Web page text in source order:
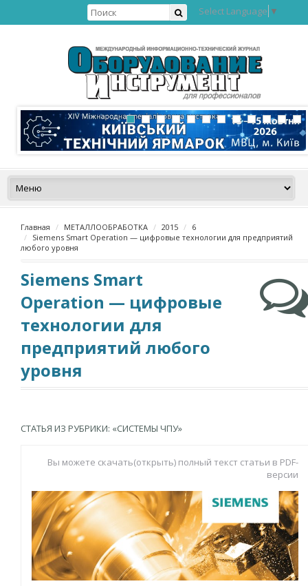
Select Language ▼
Главная МЕТАЛЛООБРАБОТКА 2015
6
Siemens Smart Operation — цифровые технологии для предприятий
любого уровня
Siemens Smart
Operation — цифровые
технологии для
предприятий любого
уровня
СТАТЬЯ ИЗ РУБРИКИ: «СИСТЕМЫ ЧПУ»
Вы можете скачать(открыть) полный текст статьи в PDF-
версии